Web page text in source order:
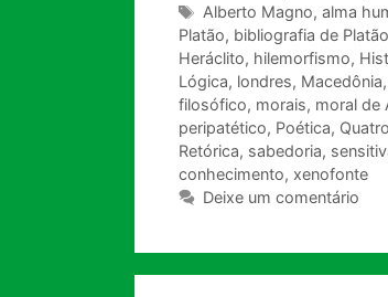
Tags
Alberto Magno, alma
Platão, bibliografia de Platão
Heráclito, hilemorfismo,
Lógica, londres, Macedônia,
filosófico, morais, moral de
peripatético, Poética,
Retórica, sabedoria,
conhecimento, xenofonte
Deixe um comentário